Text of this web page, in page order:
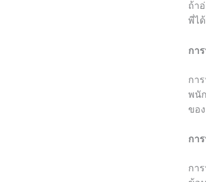
ถ้า
พี่ไ
กา
กา
พนั
ขอ
กา
กา